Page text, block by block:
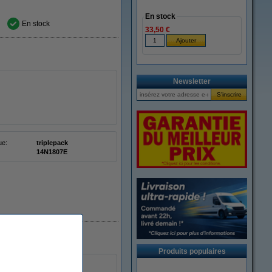
En stock
triplepack
14N1807E
En stock
33,50 €
Newsletter
Produits populaires